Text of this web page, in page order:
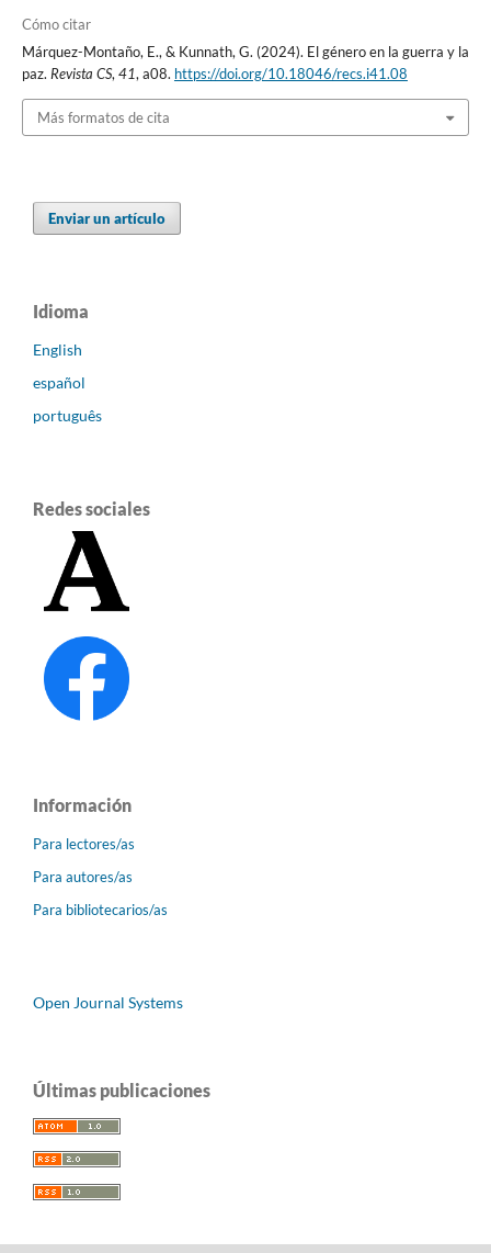
Cómo citar
Márquez-Montaño, E., & Kunnath, G. (2024). El género en la guerra y la
paz. Revista CS, 41, a08. https://doi.org/10.18046/recs.i41.08
Más formatos de cita
Enviar un artículo
Idioma
English
español
português
Redes sociales
Información
Para lectores/as
Para autores/as
Para bibliotecarios/as
Open Journal Systems
Últimas publicaciones